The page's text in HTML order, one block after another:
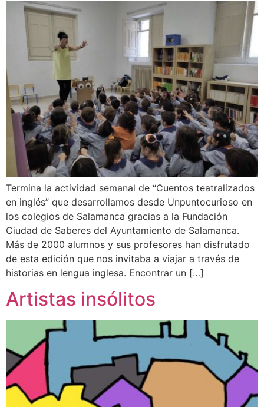
Termina la actividad semanal de “Cuentos teatralizados
en inglés” que desarrollamos desde Unpuntocurioso en
los colegios de Salamanca gracias a la Fundación
Ciudad de Saberes del Ayuntamiento de Salamanca.
Más de 2000 alumnos y sus profesores han disfrutado
de esta edición que nos invitaba a viajar a través de
historias en lengua inglesa. Encontrar un […]
Artistas insólitos